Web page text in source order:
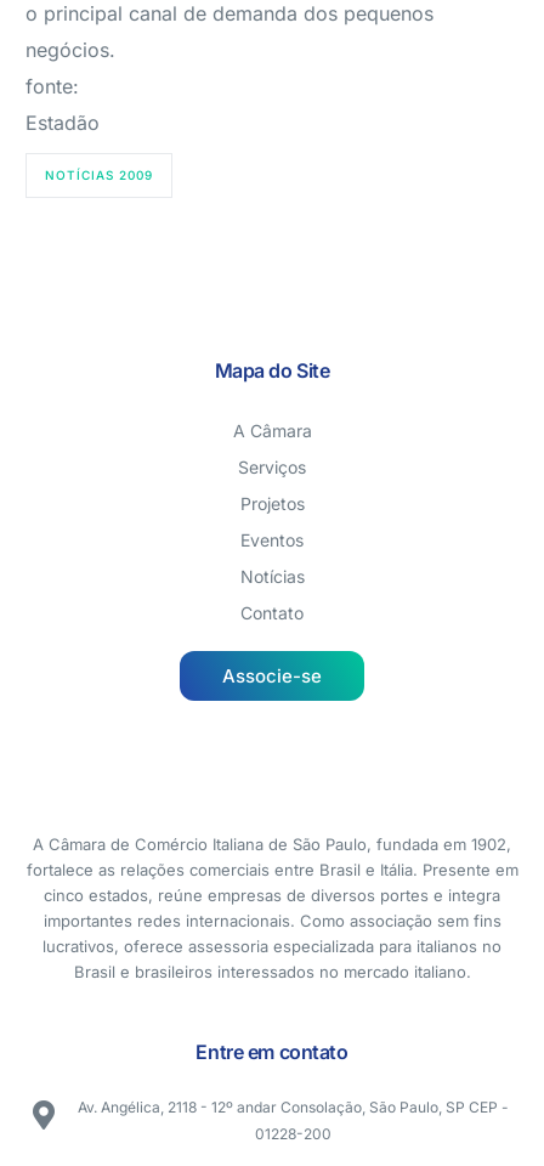
o principal canal de demanda dos pequenos
negócios.
fonte:
Estadão
NOTÍCIAS 2009
Mapa do Site
A Câmara
Serviços
Projetos
Eventos
Notícias
Contato
Associe-se
A Câmara de Comércio Italiana de São Paulo, fundada em 1902,
fortalece as relações comerciais entre Brasil e Itália. Presente em
cinco estados, reúne empresas de diversos portes e integra
importantes redes internacionais. Como associação sem fins
lucrativos, oferece assessoria especializada para italianos no
Brasil e brasileiros interessados no mercado italiano.
Entre em contato
Av. Angélica, 2118 - 12º andar Consolação, São Paulo, SP CEP -
01228-200